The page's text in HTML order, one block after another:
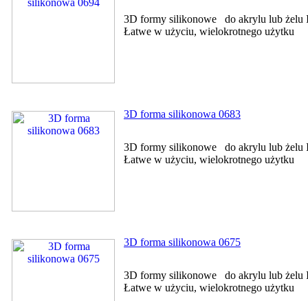
3D formy silikonowe do akrylu lub żelu
Łatwe w użyciu, wielokrotnego użytku
3D forma silikonowa 0683
3D formy silikonowe do akrylu lub żelu
Łatwe w użyciu, wielokrotnego użytku
3D forma silikonowa 0675
3D formy silikonowe do akrylu lub żelu
Łatwe w użyciu, wielokrotnego użytku